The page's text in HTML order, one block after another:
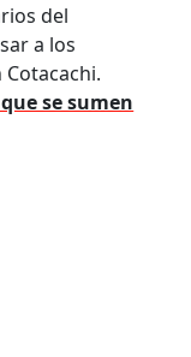
del
a los
se sumen